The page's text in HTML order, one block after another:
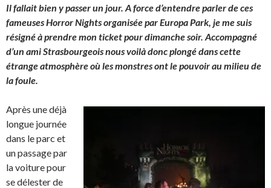
Il fallait bien y passer un jour. A force d’entendre parler de ces
fameuses Horror Nights organisée par Europa Park, je me suis
résigné à prendre mon ticket pour dimanche soir. Accompagné
d’un ami Strasbourgeois nous voilà donc plongé dans cette
étrange atmosphère où les monstres ont le pouvoir au milieu de
la foule.
Après une déjà
longue journée
dans le parc et
un passage par
la voiture pour
se délester de